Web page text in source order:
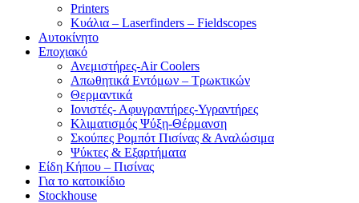
Printers
Κυάλια – Laserfinders – Fieldscopes
Αυτοκίνητο
Εποχιακό
Ανεμιστήρες-Air Coolers
Απωθητικά Εντόμων – Τρωκτικών
Θερμαντικά
Ιονιστές- Αφυγραντήρες-Υγραντήρες
Κλιματισμός Ψύξη-Θέρμανση
Σκούπες Ρομπότ Πισίνας & Αναλώσιμα
Ψύκτες & Εξαρτήματα
Είδη Κήπου – Πισίνας
Για το κατοικίδιο
Stockhouse